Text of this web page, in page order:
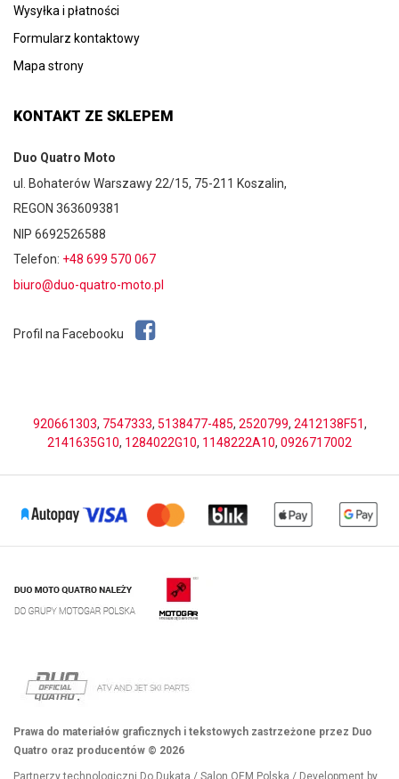
Wysyłka i płatności
Formularz kontaktowy
Mapa strony
KONTAKT ZE SKLEPEM
Duo Quatro Moto
ul. Bohaterów Warszawy 22/15, 75-211 Koszalin,
REGON 363609381
NIP 6692526588
Telefon: +48 699 570 067
biuro@duo-quatro-moto.pl
Profil na Facebooku
920661303, 7547333, 5138477-485, 2520799, 2412138F51,
2141635G10, 1284022G10, 1148222A10, 0926717002
Prawa do materiałów graficznych i tekstowych zastrzeżone przez Duo
Quatro oraz producentów © 2026
Partnerzy technologiczni Do Dukata / Salon OEM Polska / Development by